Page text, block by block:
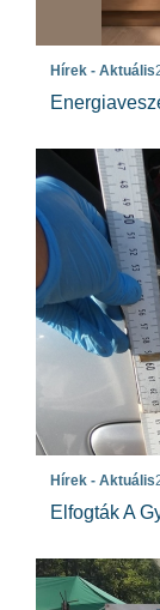
Hírek - Aktuális
Hírek - Aktuális
Elfogták A